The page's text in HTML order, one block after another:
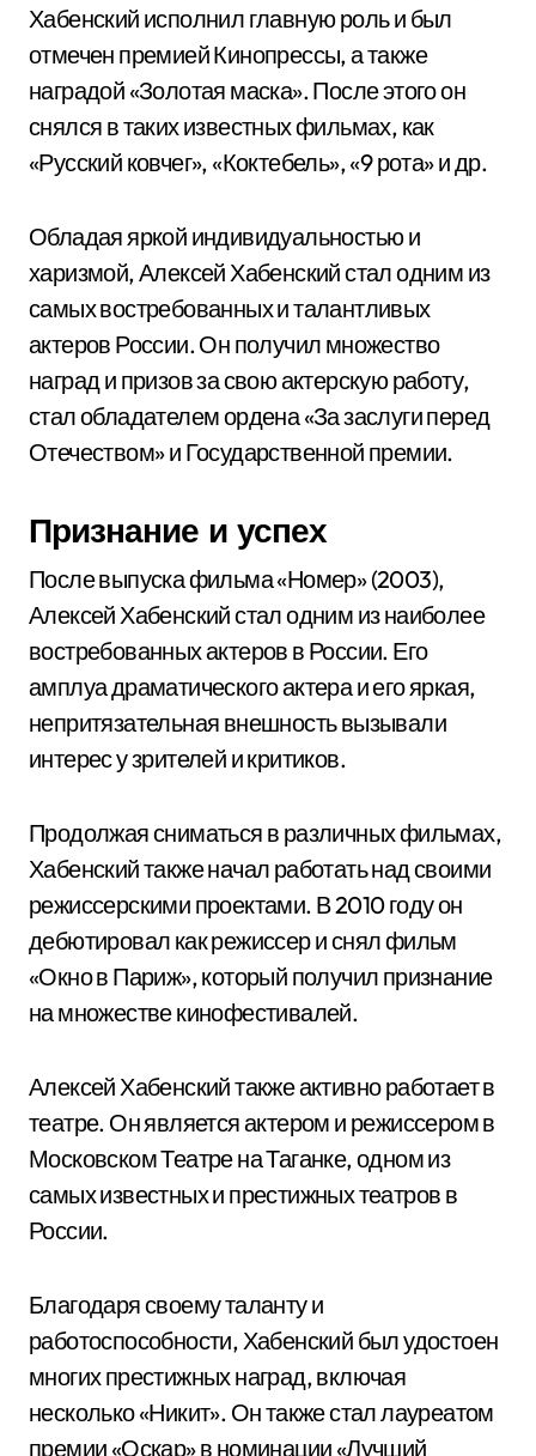
Хабенский исполнил главную роль и был
отмечен премией Кинопрессы, а также
наградой «Золотая маска». После этого он
снялся в таких известных фильмах, как
«Русский ковчег», «Коктебель», «9 рота» и др.
Обладая яркой индивидуальностью и
харизмой, Алексей Хабенский стал одним из
самых востребованных и талантливых
актеров России. Он получил множество
наград и призов за свою актерскую работу,
стал обладателем ордена «За заслуги перед
Отечеством» и Государственной премии.
Признание и успех
После выпуска фильма «Номер» (2003),
Алексей Хабенский стал одним из наиболее
востребованных актеров в России. Его
амплуа драматического актера и его яркая,
непритязательная внешность вызывали
интерес у зрителей и критиков.
Продолжая сниматься в различных фильмах,
Хабенский также начал работать над своими
режиссерскими проектами. В 2010 году он
дебютировал как режиссер и снял фильм
«Окно в Париж», который получил признание
на множестве кинофестивалей.
Алексей Хабенский также активно работает в
театре. Он является актером и режиссером в
Московском Театре на Таганке, одном из
самых известных и престижных театров в
России.
Благодаря своему таланту и
работоспособности, Хабенский был удостоен
многих престижных наград, включая
несколько «Никит». Он также стал лауреатом
премии «Оскар» в номинации «Лучший